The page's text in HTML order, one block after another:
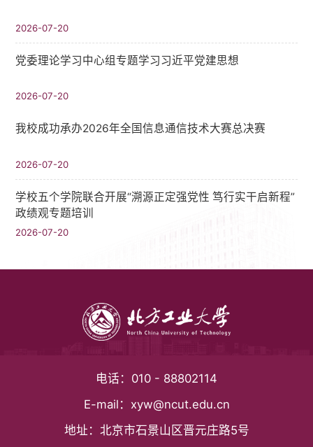
2026-07-20
党委理论学习中心组专题学习习近平党建思想
2026-07-20
我校成功承办2026年全国信息通信技术大赛总决赛
2026-07-20
学校五个学院联合开展“溯源正定强党性 笃行实干启新程”
政绩观专题培训
2026-07-20
电话： 010 - 88802114
E-mail： xyw@ncut.edu.cn
地址： 北京市石景山区晋元庄路5号